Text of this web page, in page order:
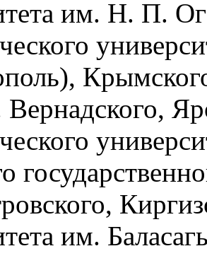
им. Н. П.
им.